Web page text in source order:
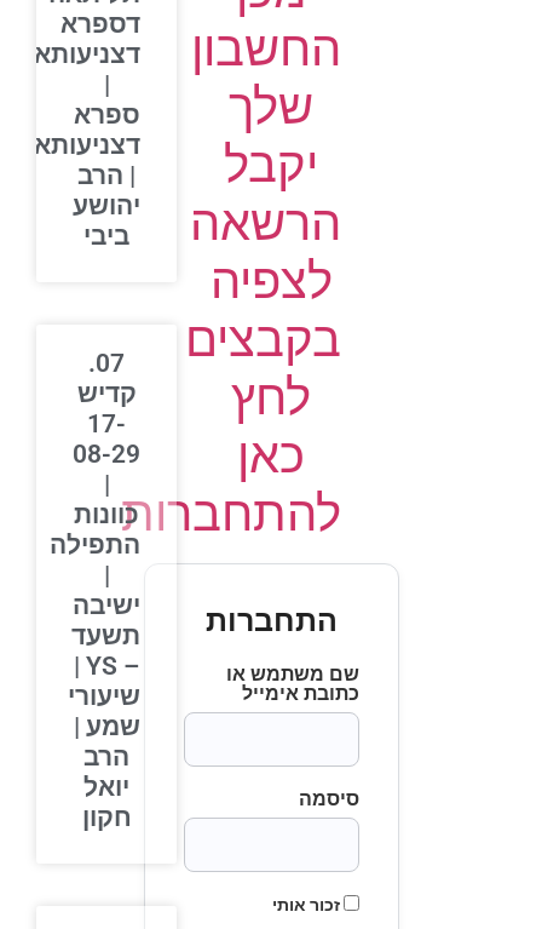
החשבון
שלך
יקבל
הרשאה
לצפיה
בקבצים
לחץ
כאן
להתחברות
התחברות
שם משתמש או
כתובת אימייל
סיסמה
זכור אותי
דספרא
דצניעותא
ספרא
דצניעותא
| הרב
יהושע
ביבי
07.
קדיש
17-
08-29
כוונות
התפילה
ישיבה
תשעד
– YS |
שיעורי
שמע |
הרב
יואל
חקון